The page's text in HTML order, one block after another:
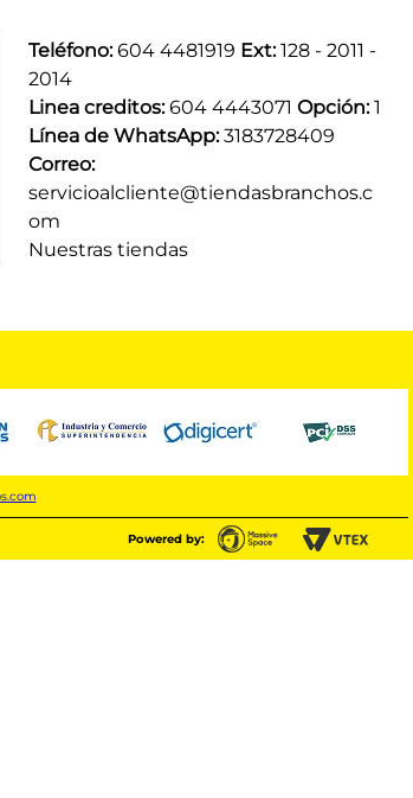
Teléfono: 604 4481919 Ext: 128 - 2011 -
2014
Linea creditos: 604 4443071 Opción: 1
Línea de WhatsApp: 3183728409
Correo:
servicioalcliente@tiendasbranchos.c
om
Nuestras tiendas
Powered by: